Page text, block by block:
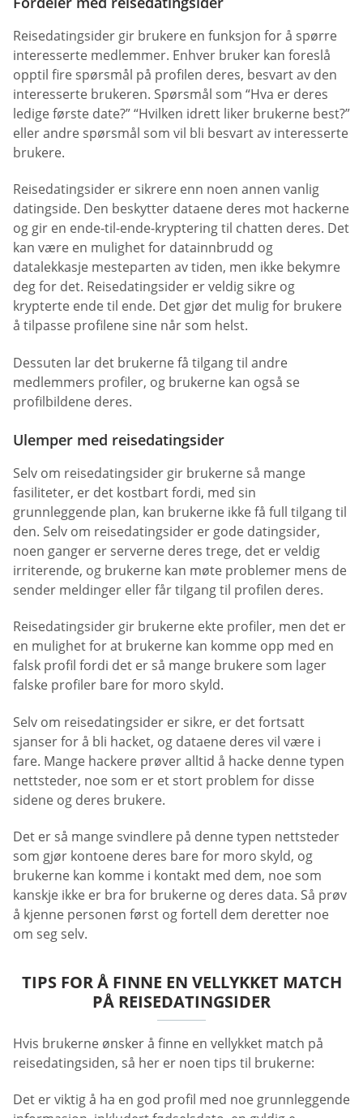
Reisedatingsider gir brukere en funksjon for å spørre
interesserte medlemmer. Enhver bruker kan foreslå
opptil fire spørsmål på profilen deres, besvart av den
interesserte brukeren. Spørsmål som “Hva er deres
ledige første date?” “Hvilken idrett liker brukerne best?”
eller andre spørsmål som vil bli besvart av interesserte
brukere.
Reisedatingsider er sikrere enn noen annen vanlig
datingside. Den beskytter dataene deres mot hackerne
og gir en ende-til-ende-kryptering til chatten deres. Det
kan være en mulighet for datainnbrudd og
datalekkasje mesteparten av tiden, men ikke bekymre
deg for det. Reisedatingsider er veldig sikre og
krypterte ende til ende. Det gjør det mulig for brukere
å tilpasse profilene sine når som helst.
Dessuten lar det brukerne få tilgang til andre
medlemmers profiler, og brukerne kan også se
profilbildene deres.
Ulemper med reisedatingsider
Selv om reisedatingsider gir brukerne så mange
fasiliteter, er det kostbart fordi, med sin
grunnleggende plan, kan brukerne ikke få full tilgang til
den. Selv om reisedatingsider er gode datingsider,
noen ganger er serverne deres trege, det er veldig
irriterende, og brukerne kan møte problemer mens de
sender meldinger eller får tilgang til profilen deres.
Reisedatingsider gir brukerne ekte profiler, men det er
en mulighet for at brukerne kan komme opp med en
falsk profil fordi det er så mange brukere som lager
falske profiler bare for moro skyld.
Selv om reisedatingsider er sikre, er det fortsatt
sjanser for å bli hacket, og dataene deres vil være i
fare. Mange hackere prøver alltid å hacke denne typen
nettsteder, noe som er et stort problem for disse
sidene og deres brukere.
Det er så mange svindlere på denne typen nettsteder
som gjør kontoene deres bare for moro skyld, og
brukerne kan komme i kontakt med dem, noe som
kanskje ikke er bra for brukerne og deres data. Så prøv
å kjenne personen først og fortell dem deretter noe
om seg selv.
TIPS FOR Å FINNE EN VELLYKKET MATCH
PÅ REISEDATINGSIDER
Hvis brukerne ønsker å finne en vellykket match på
reisedatingsiden, så her er noen tips til brukerne:
Det er viktig å ha en god profil med noe grunnleggende